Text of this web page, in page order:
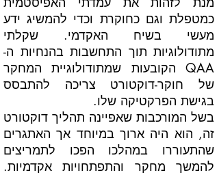
כמטפלת וגם כחוקרת וכדי להמשיג ידע
מעשי בשיח האקדמי. שקלתי
מתודולוגיות תוך התחשבות בהנחיות ה-
QAA הקובעות שמתודולוגיית המחקר
של חוקר-דוקטורט צריכה להתבסס
בגישת הפרקטיקה שלו.
בשל המורכבות שאפיינה תהליך דוקטורט
זה, הוא היה ארוך במיוחד אך האתגרים
שהתעוררו במהלכו הפכו לתמריצים
להמשך מחקר והתפתחויות אקדמיות.